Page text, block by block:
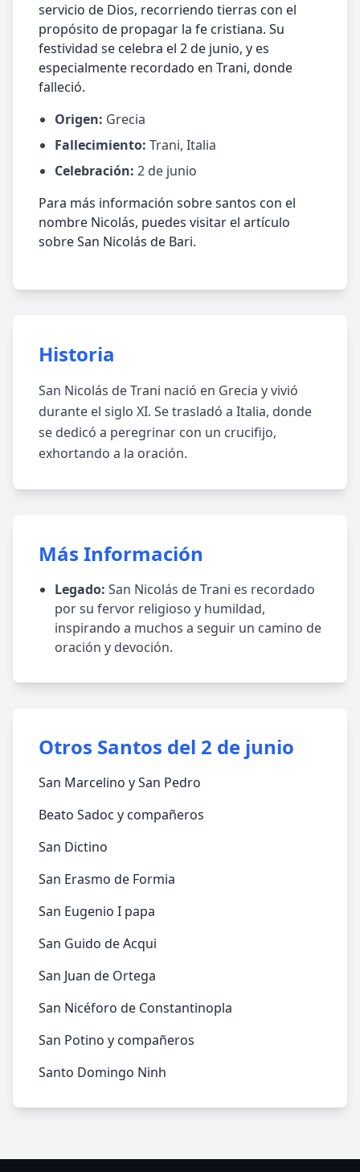
servicio de Dios, recorriendo tierras con el
propósito de propagar la fe cristiana. Su
festividad se celebra el 2 de junio, y es
especialmente recordado en Trani, donde
falleció.
Origen: Grecia
Fallecimiento: Trani, Italia
Celebración: 2 de junio
Para más información sobre santos con el
nombre Nicolás, puedes visitar el artículo
sobre San Nicolás de Bari.
Historia
San Nicolás de Trani nació en Grecia y vivió
durante el siglo XI. Se trasladó a Italia, donde
se dedicó a peregrinar con un crucifijo,
exhortando a la oración.
Más Información
Legado: San Nicolás de Trani es recordado
por su fervor religioso y humildad,
inspirando a muchos a seguir un camino de
oración y devoción.
Otros Santos del 2 de junio
San Marcelino y San Pedro
Beato Sadoc y compañeros
San Dictino
San Erasmo de Formia
San Eugenio I papa
San Guido de Acqui
San Juan de Ortega
San Nicéforo de Constantinopla
San Potino y compañeros
Santo Domingo Ninh